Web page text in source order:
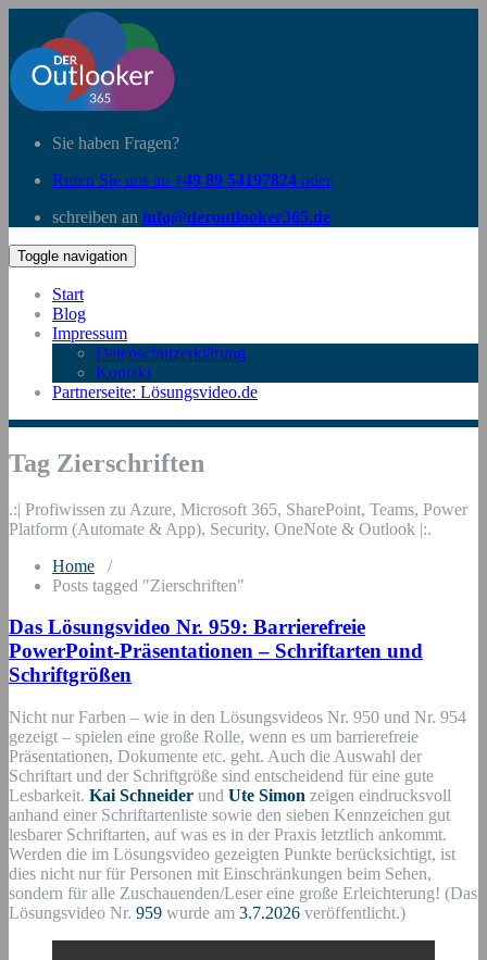
Sie haben Fragen?
Rufen Sie uns an +49 89 54197824 oder
schreiben an info@deroutlooker365.de
Toggle navigation
Start
Blog
Impressum
Datenschutzerklärung
Kontakt
Partnerseite: Lösungsvideo.de
Tag Zierschriften
.:| Profiwissen zu Azure, Microsoft 365, SharePoint, Teams, Power
Platform (Automate & App), Security, OneNote & Outlook |:.
Home /
Posts tagged "Zierschriften"
Das Lösungsvideo Nr. 959: Barrierefreie
PowerPoint-Präsentationen – Schriftarten und
Schriftgrößen
Nicht nur Farben – wie in den Lösungsvideos Nr. 950 und Nr. 954
gezeigt – spielen eine große Rolle, wenn es um barrierefreie
Präsentationen, Dokumente etc. geht. Auch die Auswahl der
Schriftart und der Schriftgröße sind entscheidend für eine gute
Lesbarkeit. Kai Schneider und Ute Simon zeigen eindrucksvoll
anhand einer Schriftartenliste sowie den sieben Kennzeichen gut
lesbarer Schriftarten, auf was es in der Praxis letztlich ankommt.
Werden die im Lösungsvideo gezeigten Punkte berücksichtigt, ist
dies nicht nur für Personen mit Einschränkungen beim Sehen,
sondern für alle Zuschauenden/Leser eine große Erleichterung! (Das
Lösungsvideo Nr. 959 wurde am 3.7.2026 veröffentlicht.)